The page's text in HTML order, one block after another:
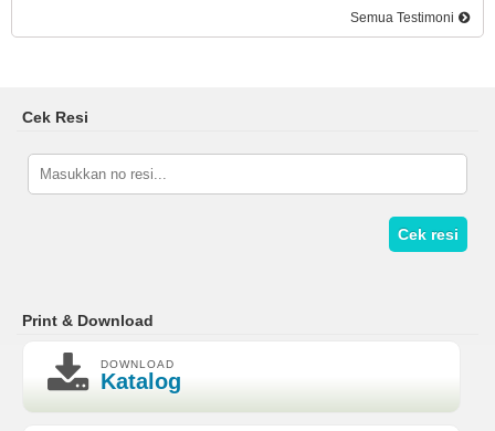
Semua Testimoni
Cek Resi
Cek resi
Print & Download
DOWNLOAD
Katalog